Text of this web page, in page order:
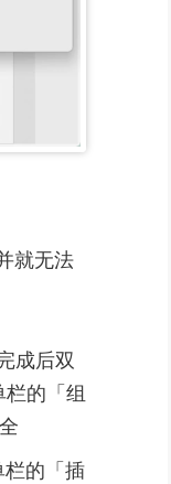
就无法
成后双
的「组
的「插